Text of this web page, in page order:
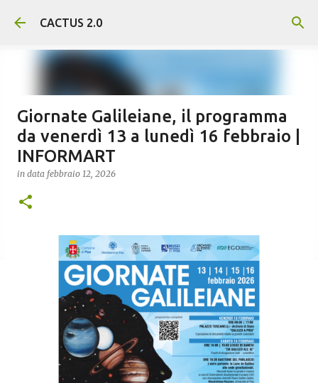
Passa ai contenuti principali
CACTUS 2.0
Giornate Galileiane, il programma
da venerdì 13 a lunedì 16 febbraio |
INFORMART
in data febbraio 12, 2026